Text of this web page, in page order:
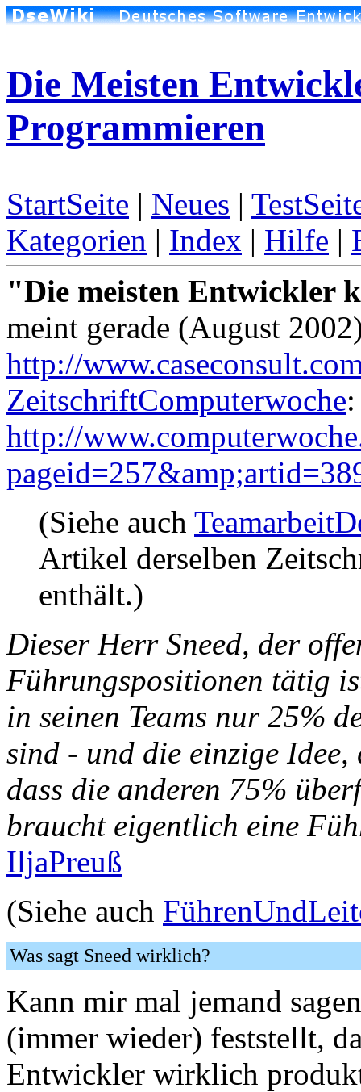
Die Meisten
Programmieren
StartSeite | Neues |
Kategorien | Index | Hilfe |
"Die meisten Entwickler
meint gerade (August
http://
ZeitschriftComputerwoche
http://
(Siehe auch
Artikel derselben
enthält.)
Dieser Herr Sneed, der
Führungspositionen tätig
in seinen Teams nur 25%
sind - und die einzige
dass die anderen 75%
braucht eigentlich eine
IljaPreuß
(Siehe auch
Was sagt Sneed wirklich?
Kann mir mal jemand
(immer wieder) feststellt,
Entwickler wirklich